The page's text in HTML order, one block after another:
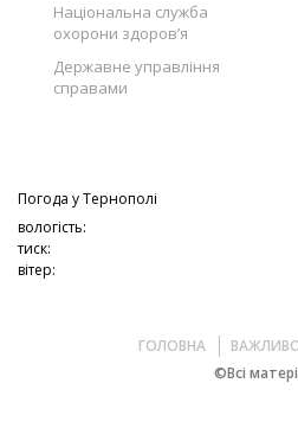
Національна служба
охорони здоров’я
Державне управління
справами
Погода уТернополі
вологість:
тиск:
вітер:
ГОЛОВНА
©Всі